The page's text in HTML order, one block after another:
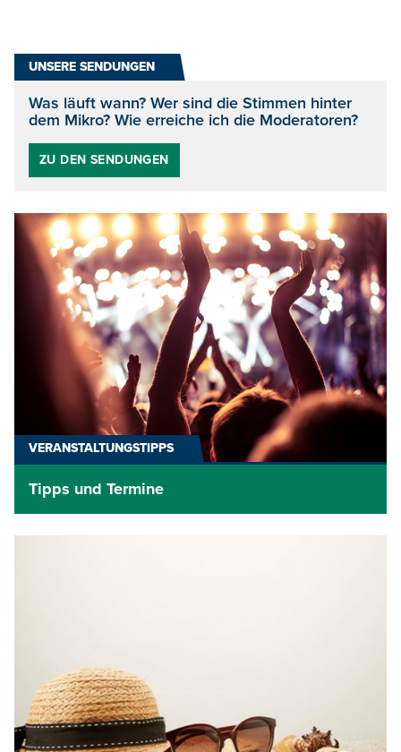
UNSERE SENDUNGEN
Was läuft wann? Wer sind die Stimmen hinter
dem Mikro? Wie erreiche ich die Moderatoren?
ZU DEN SENDUNGEN
VERANSTALTUNGSTIPPS
Tipps und Termine